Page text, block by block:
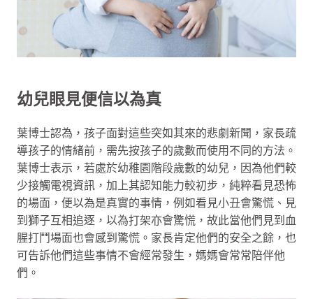
幼兒眼見便信以為真
葉博士認為，孩子面對這些突如其來的悲劇新聞，家長疏
導孩子的情緒前，需先按孩子的歲數而使用不同的方法。
葉博士表示，若處於幼稚園階段歲數的幼兒，因為他們較
少接觸電視資訊，加上其認知能力較初步，純粹看見恐怖
的場面，便以為是真實的事情，例如看見小丑會驚慌、見
到獅子互相追逐，以為打架亦會驚慌，故此當他們見到血
腥打鬥場面也會感到驚慌。家長肯定他們的安全之餘，也
可告訴他們這些事情不會經常發生，媽媽會常常陪伴他
們。